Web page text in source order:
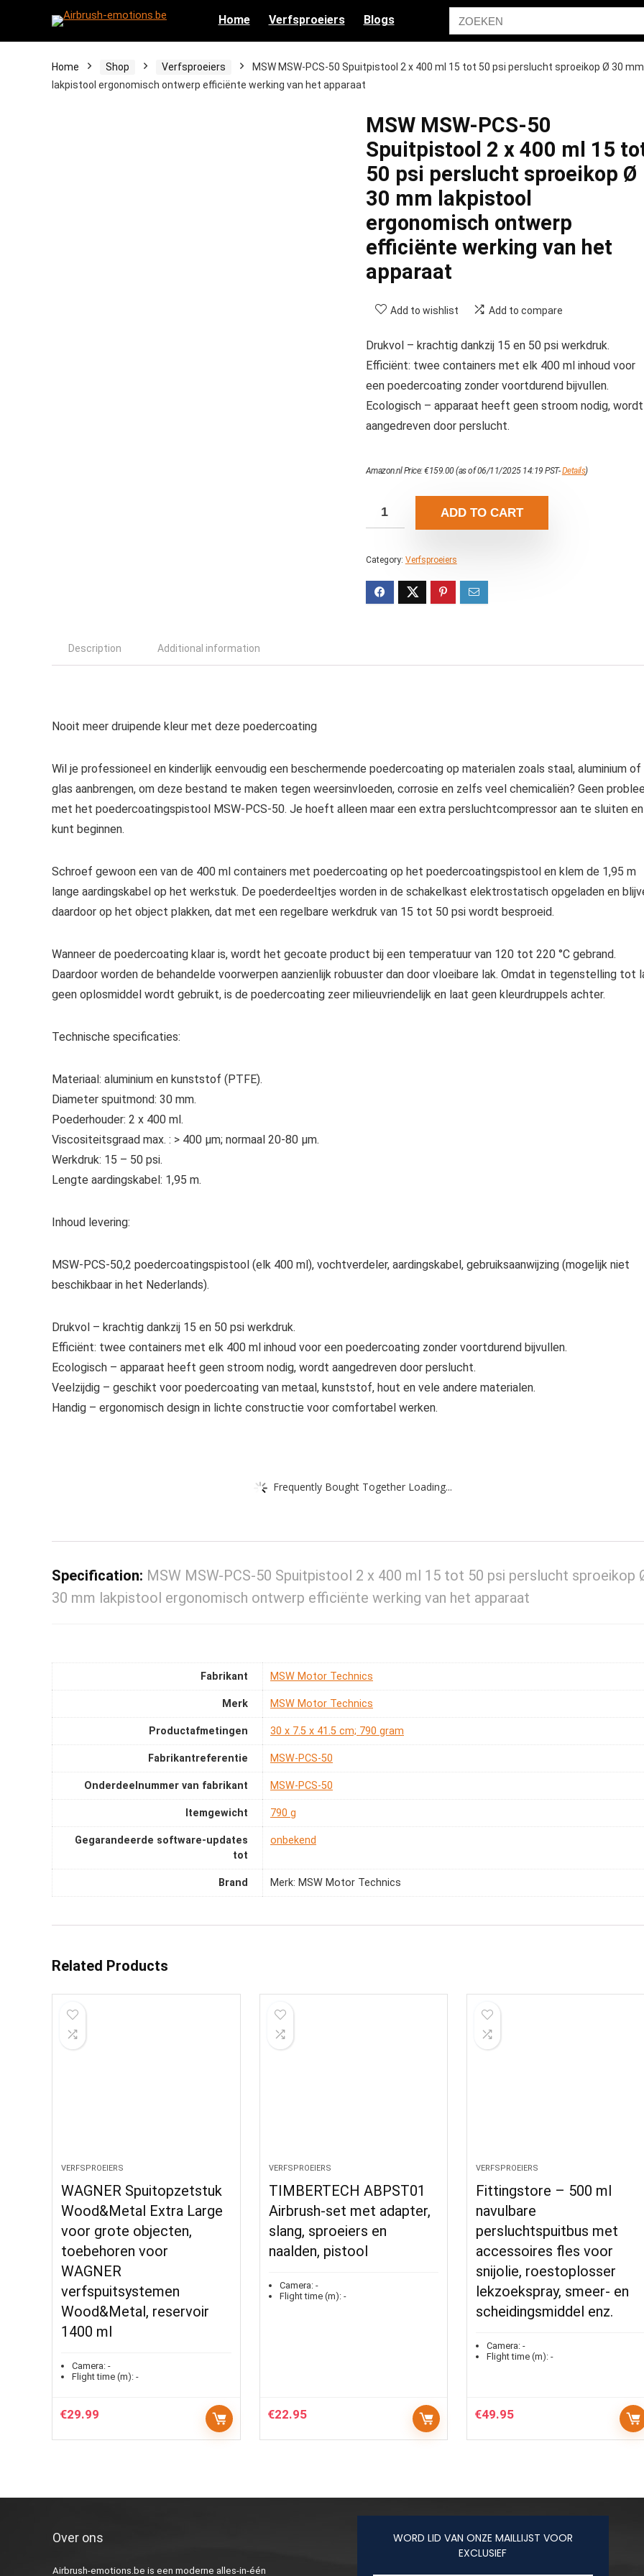
Home Verfsproeiers Blogs
Home Shop Verfsproeiers
MSW MSW-PCS-50 Spuitpistool 2 x 400 ml 15 tot 50 psi perslucht sproeikop Ø 30 mm
lakpistool ergonomisch ontwerp efficiënte werking van het apparaat
MSW MSW-PCS-50
Spuitpistool 2 x 400 ml 15
50 psi perslucht sproeikop Ø
30 mm lakpistool
ergonomisch ontwerp
efficiënte werking van het
apparaat
Add to wishlist Add to compare
Drukvol – krachtig dankzij 15 en 50 psi werkdruk.
Efficiënt: twee containers met elk 400 ml inhoud voor
een poedercoating zonder voortdurend bijvullen.
Ecologisch – apparaat heeft geen stroom nodig, wordt
aangedreven door perslucht.
Amazon.nl Price:€159.00(as of 06/11/2025 14:19 PST-Details)
ADD TO CART
Category: Verfsproeiers
Description Additional information
Nooit meer druipende kleur met deze poedercoating
Wil je professioneel en kinderlijk eenvoudig een beschermende poedercoating op materialen zoals staal, aluminium of
glas aanbrengen, om deze bestand te maken tegen weersinvloeden, corrosie en zelfs veel chemicaliën? Geen
met het poedercoatingspistool MSW-PCS-50. Je hoeft alleen maar een extra persluchtcompressor aan te sluiten
kunt beginnen.
Schroef gewoon een van de 400 ml containers met poedercoating op het poedercoatingspistool en klem de 1,95 m
lange aardingskabel op het werkstuk. De poederdeeltjes worden in de schakelkast elektrostatisch opgeladen en
daardoor op het object plakken, dat met een regelbare werkdruk van 15 tot 50 psi wordt besproeid.
Wanneer de poedercoating klaar is, wordt het gecoate product bij een temperatuur van 120 tot 220 °C gebrand.
Daardoor worden de behandelde voorwerpen aanzienlijk robuuster dan door vloeibare lak. Omdat in tegenstelling tot
geen oplosmiddel wordt gebruikt, is de poedercoating zeer milieuvriendelijk en laat geen kleurdruppels achter.
Technische specificaties:
Materiaal: aluminium en kunststof (PTFE).
Diameter spuitmond: 30 mm.
Poederhouder: 2 x 400 ml.
Viscositeitsgraad max. : > 400 μm; normaal 20-80 μm.
Werkdruk: 15 – 50 psi.
Lengte aardingskabel: 1,95 m.
Inhoud levering:
MSW-PCS-50,2 poedercoatingspistool (elk 400 ml), vochtverdeler, aardingskabel, gebruiksaanwijzing (mogelijk niet
beschikbaar in het Nederlands).
Drukvol – krachtig dankzij 15 en 50 psi werkdruk.
Efficiënt: twee containers met elk 400 ml inhoud voor een poedercoating zonder voortdurend bijvullen.
Ecologisch – apparaat heeft geen stroom nodig, wordt aangedreven door perslucht.
Veelzijdig – geschikt voor poedercoating van metaal, kunststof, hout en vele andere materialen.
Handig – ergonomisch design in lichte constructie voor comfortabel werken.
Frequently Bought Together Loading...
Specification: MSW MSW-PCS-50 Spuitpistool 2 x 400 ml 15 tot 50 psi perslucht sproeikop
30 mm lakpistool ergonomisch ontwerp efficiënte werking van het apparaat
Fabrikant ‎MSW Motor Technics
Merk ‎MSW Motor Technics
Productafmetingen ‎30 x 7.5 x 41.5 cm; 790 gram
Fabrikantreferentie ‎MSW-PCS-50
Onderdeelnummer van fabrikant ‎MSW-PCS-50
Itemgewicht ‎790 g
Gegarandeerde software-updates
tot
‎onbekend
Brand Merk: MSW Motor Technics
Related Products
VERFSPROEIERS
WAGNER Spuitopzetstuk
Wood&Metal Extra Large
voor grote objecten,
toebehoren voor
WAGNER
verfspuitsystemen
Wood&Metal, reservoir
1400 ml
Camera: -
Flight time (m): -
€29.99
VERFSPROEIERS
TIMBERTECH ABPST01
Airbrush-set met adapter,
slang, sproeiers en
naalden, pistool
Camera:-
Flight time (m):-
€22.95
VERFSPROEIERS
Fittingstore – 500 ml
navulbare
persluchtspuitbus met
accessoires fles voor
snijolie, roestoplosser
lekzoekspray, smeer- en
scheidingsmiddel enz.
Camera: -
Flight time (m): -
€49.95
Over ons
Airbrush-emotions.be is een moderne alles-in-één
WORD LID VAN ONZE MAILLIJST VOOR
EXCLUSIEF